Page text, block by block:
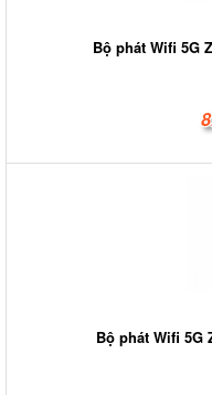
Bộ phát Wifi 5G
Bộ phát Wifi 5G